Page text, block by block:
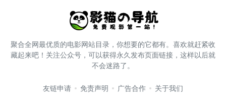
聚合全网最优质的电影网站目录，你想要的它都有。喜欢就赶紧收
藏起来吧！关注公众号，可以获得永久发布页面链接，这样以后就
不会迷路了。
友链申请 免责声明 广告合作 关于我们